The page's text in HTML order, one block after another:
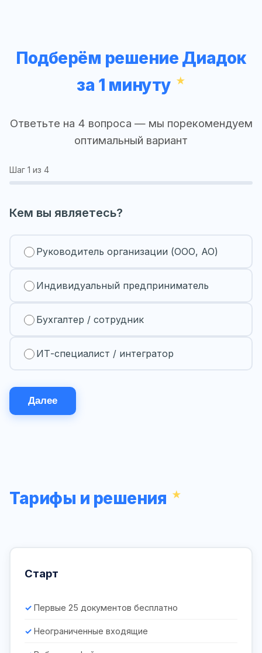
Подберём решение Диадок
за 1 минуту
Ответьте на 4 вопроса — мы порекомендуем
оптимальный вариант
Шаг 1 из 4
Кем вы являетесь?
Руководитель организации (ООО, АО)
Индивидуальный предприниматель
Бухгалтер / сотрудник
ИТ-специалист / интегратор
Далее
Тарифы и решения
Старт
Первые 25 документов бесплатно
Неограниченные входящие